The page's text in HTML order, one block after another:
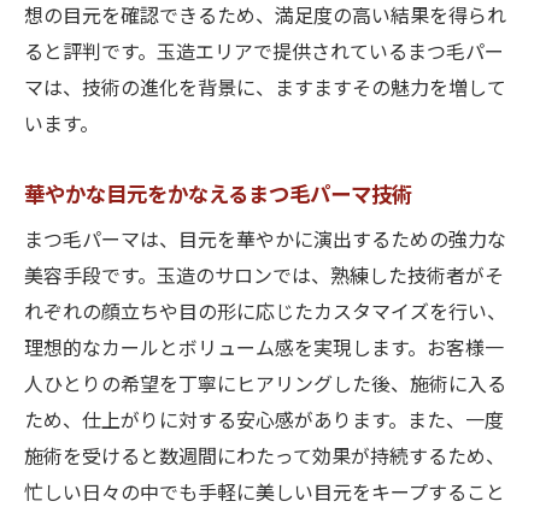
想の目元を確認できるため、満足度の高い結果を得られ
ると評判です。玉造エリアで提供されているまつ毛パー
マは、技術の進化を背景に、ますますその魅力を増して
います。
華やかな目元をかなえるまつ毛パーマ技術
まつ毛パーマは、目元を華やかに演出するための強力な
美容手段です。玉造のサロンでは、熟練した技術者がそ
れぞれの顔立ちや目の形に応じたカスタマイズを行い、
理想的なカールとボリューム感を実現します。お客様一
人ひとりの希望を丁寧にヒアリングした後、施術に入る
ため、仕上がりに対する安心感があります。また、一度
施術を受けると数週間にわたって効果が持続するため、
忙しい日々の中でも手軽に美しい目元をキープすること